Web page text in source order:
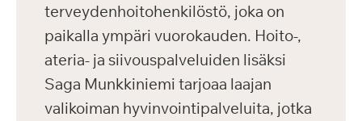
terveydenhoitohenkilöstö, joka on
paikalla ympäri vuorokauden. Hoito-,
ateria- ja siivouspalveluiden lisäksi
Saga Munkkiniemi tarjoaa laajan
valikoiman hyvinvointipalveluita, jotka